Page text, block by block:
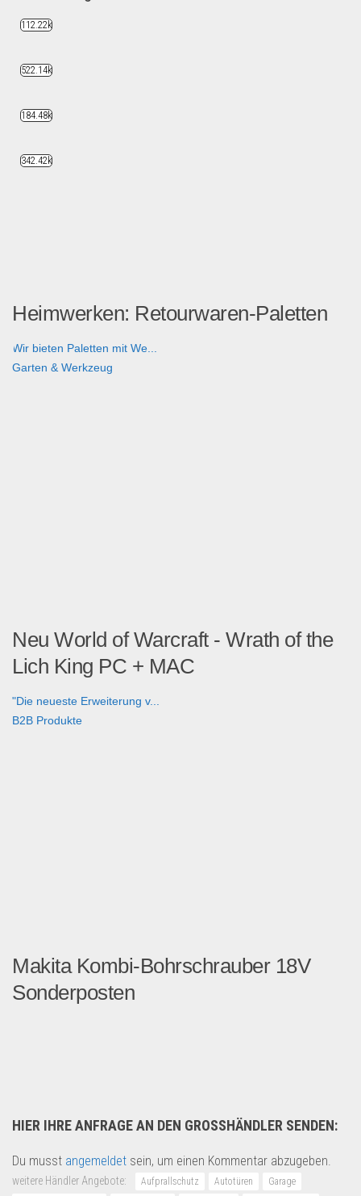
Heimwerken: Retourwaren-Paletten
Wir bieten Paletten mit We...
Garten & Werkzeug
Neu World of Warcraft - Wrath of the
Lich King PC + MAC
"Die neueste Erweiterung v...
B2B Produkte
Makita Kombi-Bohrschrauber 18V
Sonderposten
HIER IHRE ANFRAGE AN DEN GROSSHÄNDLER SENDEN:
Du musst angemeldet sein, um einen Kommentar abzugeben.
weitere Händler Angebote: Aufprallschutz Autotüren
Garage
112.22k
522.14k
184.48k
342.42k